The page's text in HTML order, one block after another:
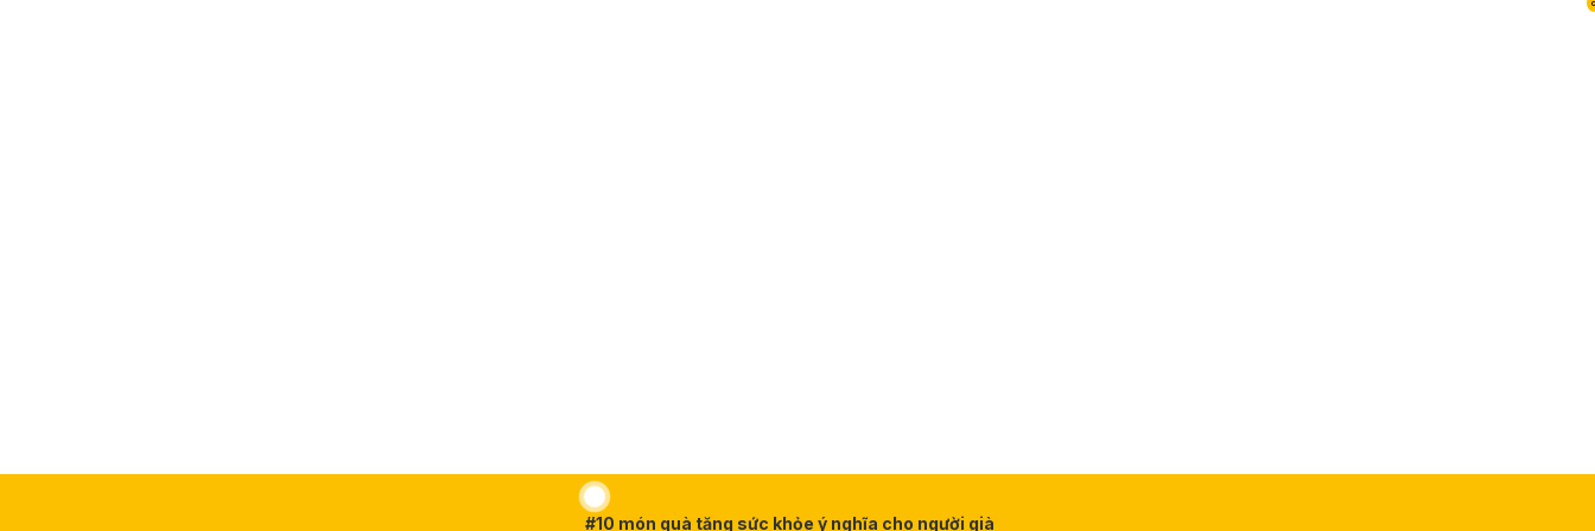
#10 món quà tặng sức khỏe ý nghĩa cho người già
0